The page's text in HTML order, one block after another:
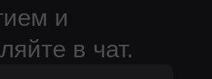
и
в чат.